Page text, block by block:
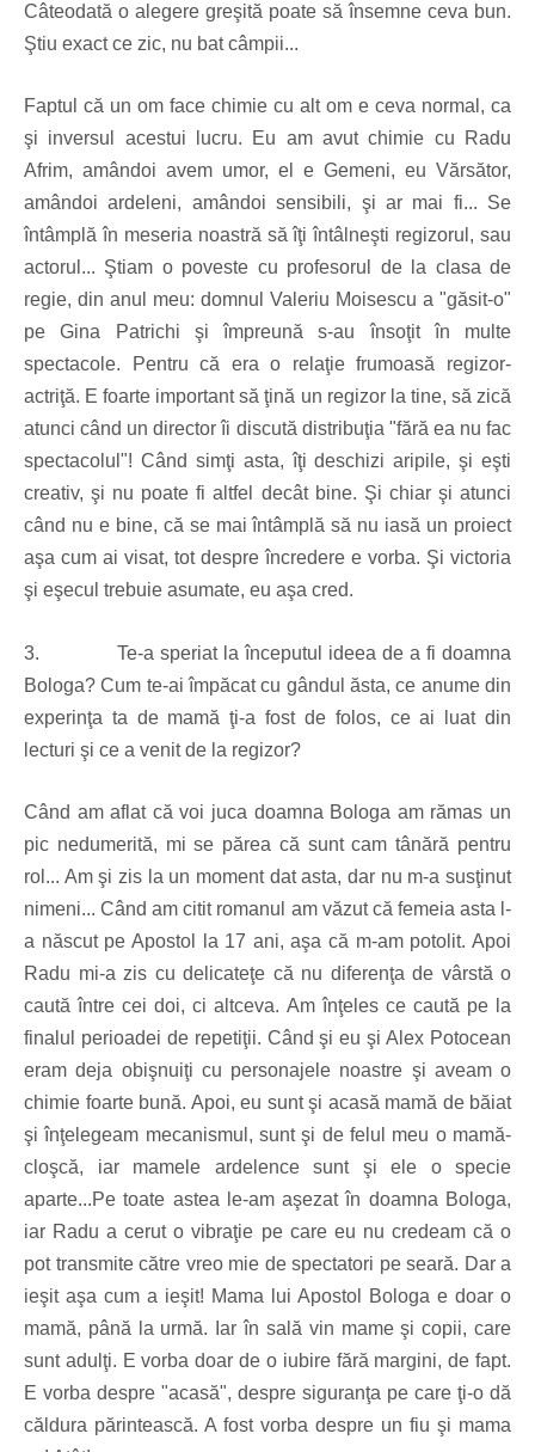
Câteodată o alegere greşită poate să însemne ceva bun.
Ştiu exact ce zic, nu bat câmpii...
Faptul că un om face chimie cu alt om e ceva normal, ca
şi inversul acestui lucru. Eu am avut chimie cu Radu
Afrim, amândoi avem umor, el e Gemeni, eu Vărsător,
amândoi ardeleni, amândoi sensibili, şi ar mai fi... Se
întâmplă în meseria noastră să îţi întâlneşti regizorul, sau
actorul... Ştiam o poveste cu profesorul de la clasa de
regie, din anul meu: domnul Valeriu Moisescu a "găsit-o"
pe Gina Patrichi şi împreună s-au însoţit în multe
spectacole. Pentru că era o relaţie frumoasă regizor-
actriţă. E foarte important să ţină un regizor la tine, să zică
atunci când un director îi discută distribuţia "fără ea nu fac
spectacolul"! Când simţi asta, îţi deschizi aripile, şi eşti
creativ, şi nu poate fi altfel decât bine. Şi chiar şi atunci
când nu e bine, că se mai întâmplă să nu iasă un proiect
aşa cum ai visat, tot despre încredere e vorba. Şi victoria
şi eşecul trebuie asumate, eu aşa cred.
3. Te-a speriat la începutul ideea de a fi doamna
Bologa? Cum te-ai împăcat cu gândul ăsta, ce anume din
experinţa ta de mamă ţi-a fost de folos, ce ai luat din
lecturi şi ce a venit de la regizor?
Când am aflat că voi juca doamna Bologa am rămas un
pic nedumerită, mi se părea că sunt cam tânără pentru
rol... Am şi zis la un moment dat asta, dar nu m-a susţinut
nimeni... Când am citit romanul am văzut că femeia asta l-
a născut pe Apostol la 17 ani, aşa că m-am potolit. Apoi
Radu mi-a zis cu delicateţe că nu diferenţa de vârstă o
caută între cei doi, ci altceva. Am înţeles ce caută pe la
finalul perioadei de repetiţii. Când şi eu şi Alex Potocean
eram deja obişnuiţi cu personajele noastre şi aveam o
chimie foarte bună. Apoi, eu sunt şi acasă mamă de băiat
şi înţelegeam mecanismul, sunt şi de felul meu o mamă-
cloşcă, iar mamele ardelence sunt şi ele o specie
aparte...Pe toate astea le-am aşezat în doamna Bologa,
iar Radu a cerut o vibraţie pe care eu nu credeam că o
pot transmite către vreo mie de spectatori pe seară. Dar a
ieşit aşa cum a ieşit! Mama lui Apostol Bologa e doar o
mamă, până la urmă. Iar în sală vin mame şi copii, care
sunt adulţi. E vorba doar de o iubire fără margini, de fapt.
E vorba despre "acasă", despre siguranţa pe care ţi-o dă
căldura părintească. A fost vorba despre un fiu şi mama